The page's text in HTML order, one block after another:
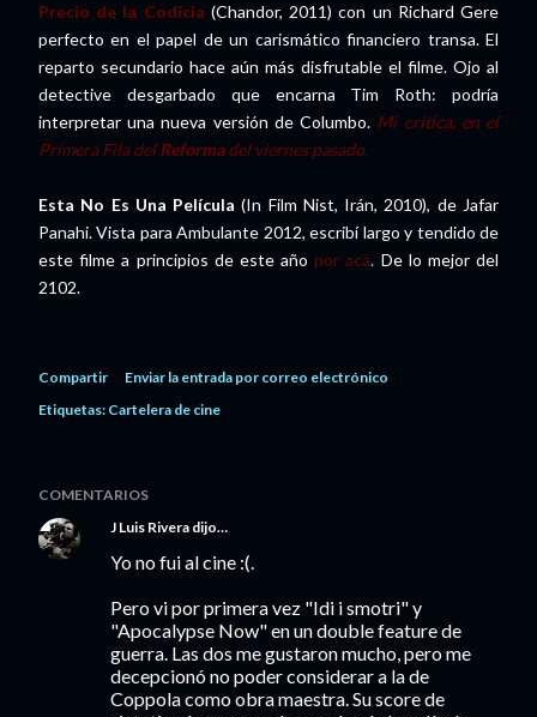
Precio de la Codicia (Chandor, 2011) con un Richard Gere
perfecto en el papel de un carismático financiero transa. El
reparto secundario hace aún más disfrutable el filme. Ojo al
detective desgarbado que encarna Tim Roth: podría
interpretar una nueva versión de Columbo. Mi crítica, en el
Primera Fila delReformadel viernes pasado.
Esta No Es Una Película (In Film Nist, Irán, 2010), de Jafar
Panahi. Vista para Ambulante 2012, escribí largo y tendido de
este filme a principios de este año por acá. De lo mejor del
2102.
Compartir
Enviar la entrada por correo electrónico
Etiquetas: Cartelera de cine
COMENTARIOS
J Luis Rivera dijo…
Yo no fui al cine :(.
Pero vi por primera vez "Idi i smotri" y
"Apocalypse Now" en un double feature de
guerra. Las dos me gustaron mucho, pero me
decepcionó no poder considerar a la de
Coppola como obra maestra. Su score de